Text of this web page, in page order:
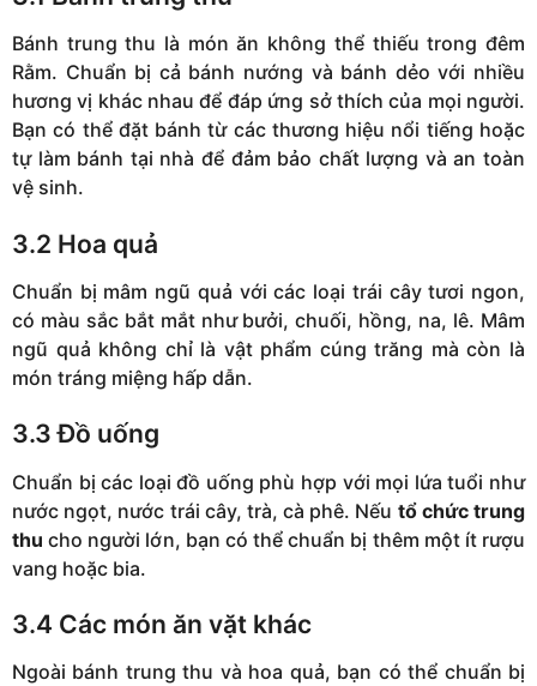
Bánh trung thu là món ăn không thể thiếu trong đêm
Rằm. Chuẩn bị cả bánh nướng và bánh dẻo với nhiều
hương vị khác nhau để đáp ứng sở thích của mọi người.
Bạn có thể đặt bánh từ các thương hiệu nổi tiếng hoặc
tự làm bánh tại nhà để đảm bảo chất lượng và an toàn
vệ sinh.
3.2 Hoa quả
Chuẩn bị mâm ngũ quả với các loại trái cây tươi ngon,
có màu sắc bắt mắt như bưởi, chuối, hồng, na, lê. Mâm
ngũ quả không chỉ là vật phẩm cúng trăng mà còn là
món tráng miệng hấp dẫn.
3.3 Đồ uống
Chuẩn bị các loại đồ uống phù hợp với mọi lứa tuổi như
nước ngọt, nước trái cây, trà, cà phê. Nếu tổ chức trung
thu cho người lớn, bạn có thể chuẩn bị thêm một ít rượu
vang hoặc bia.
3.4 Các món ăn vặt khác
Ngoài bánh trung thu và hoa quả, bạn có thể chuẩn bị